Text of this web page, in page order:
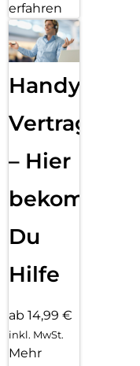
erfahren
Handy
– Hier
bekommst
Du
Hilfe
ab 14,99 €
inkl. MwSt.
Mehr